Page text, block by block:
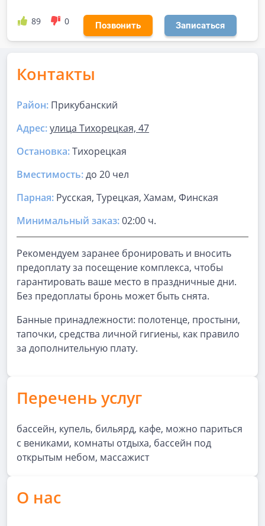
89 0 Позвонить Записаться
Контакты
Район: Прикубанский
Адрес:улица Тихорецкая, 47
Остановка:Тихорецкая
Вместимость:до 20 чел
Парная: Русская, Турецкая, Хамам, Финская
Минимальный заказ:02:00 ч.
Рекомендуем заранее бронировать и вносить
предоплату за посещение комплекса, чтобы
гарантировать ваше место в праздничные дни.
Без предоплаты бронь может быть снята.
Банные принадлежности: полотенце, простыни,
тапочки, средства личной гигиены, как правило
за дополнительную плату.
Перечень услуг
бассейн, купель, бильярд, кафе, можно париться
с вениками, комнаты отдыха, бассейн под
открытым небом, массажист
О нас